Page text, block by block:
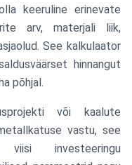
keeruline erinevate
arv, materjali liik,
See kalkulaator
hinnangut
põhjal.
või kaalute
vastu, see
investeeringu